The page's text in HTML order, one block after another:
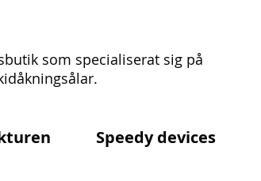
som specialiserat sig på
Speedy devices